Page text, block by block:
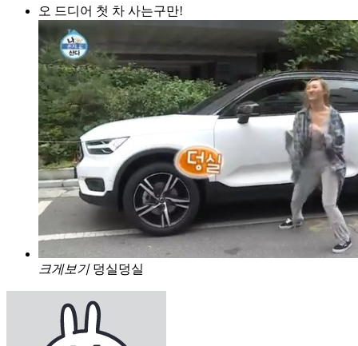
오 드디어 첫 차 사는구만!
크게보기 덩실덩실